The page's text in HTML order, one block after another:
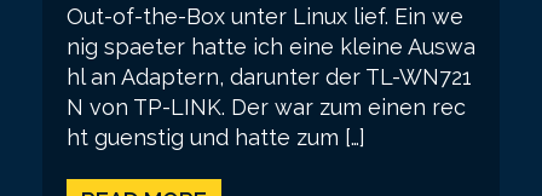
Out-of-the-Box unter Linux lief. Ein we
nig spaeter hatte ich eine kleine Auswa
hl an Adaptern, darunter der TL-WN721
N von TP-LINK. Der war zum einen rec
ht guenstig und hatte zum […]